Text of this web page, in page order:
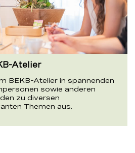
Atelier
BEKB-Atelier in spannenden
sowie anderen
zu diversen
Themen aus.